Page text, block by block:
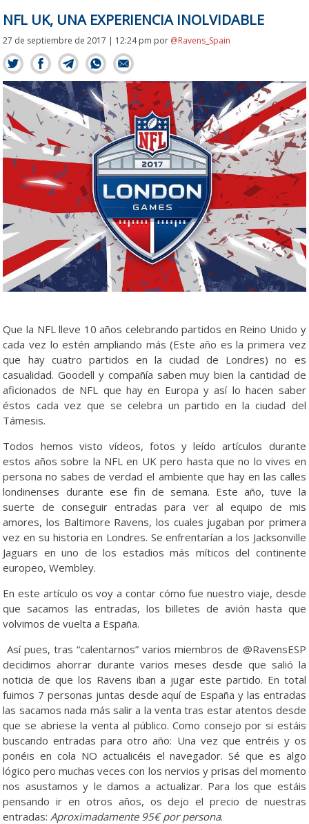
NFL UK, UNA EXPERIENCIA INOLVIDABLE
27 de septiembre de 2017 | 12:24 pm por @Ravens_Spain
Que la NFL lleve 10 años celebrando partidos en Reino Unido y
cada vez lo estén ampliando más (Este año es la primera vez
que hay cuatro partidos en la ciudad de Londres) no es
casualidad. Goodell y compañía saben muy bien la cantidad de
aficionados de NFL que hay en Europa y así lo hacen saber
éstos cada vez que se celebra un partido en la ciudad del
Támesis.
Todos hemos visto vídeos, fotos y leído artículos durante
estos años sobre la NFL en UK pero hasta que no lo vives en
persona no sabes de verdad el ambiente que hay en las calles
londinenses durante ese fin de semana. Este año, tuve la
suerte de conseguir entradas para ver al equipo de mis
amores, los Baltimore Ravens, los cuales jugaban por primera
vez en su historia en Londres. Se enfrentarían a los Jacksonville
Jaguars en uno de los estadios más míticos del continente
europeo, Wembley.
En este artículo os voy a contar cómo fue nuestro viaje, desde
que sacamos las entradas, los billetes de avión hasta que
volvimos de vuelta a España.
Así pues, tras “calentarnos” varios miembros de @RavensESP
decidimos ahorrar durante varios meses desde que salió la
noticia de que los Ravens iban a jugar este partido. En total
fuimos 7 personas juntas desde aquí de España y las entradas
las sacamos nada más salir a la venta tras estar atentos desde
que se abriese la venta al público. Como consejo por si estáis
buscando entradas para otro año: Una vez que entréis y os
ponéis en cola NO actualicéis el navegador. Sé que es algo
lógico pero muchas veces con los nervios y prisas del momento
nos asustamos y le damos a actualizar. Para los que estáis
pensando ir en otros años, os dejo el precio de nuestras
entradas: Aproximadamente 95€ por persona.